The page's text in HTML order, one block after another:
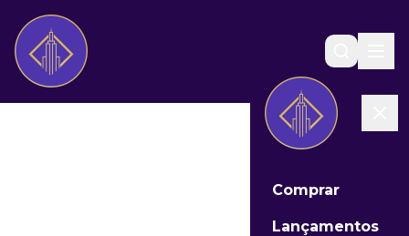
Comprar
Lançamentos